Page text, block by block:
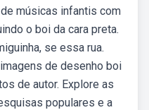
músicas infantis com
o boi da cara preta.
se essa rua.
de desenho boi
de autor. Explore as
populares e a